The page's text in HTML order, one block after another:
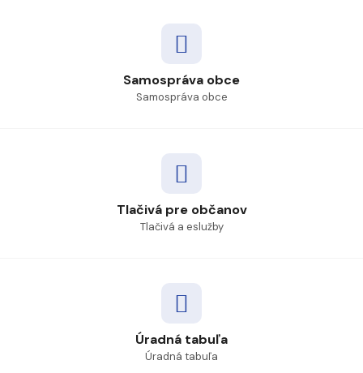
Samospráva obce
Samospráva obce
Tlačivá pre občanov
Tlačivá a eslužby
Úradná tabuľa
Úradná tabuľa